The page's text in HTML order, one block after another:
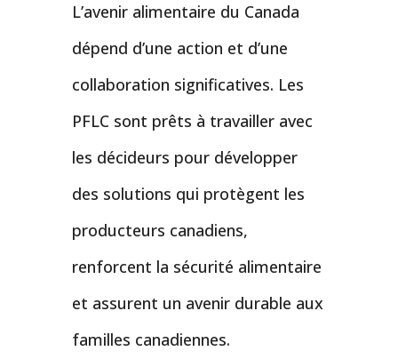
L’avenir alimentaire du Canada
dépend d’une action et d’une
collaboration significatives. Les
PFLC sont prêts à travailler avec
les décideurs pour développer
des solutions qui protègent les
producteurs canadiens,
renforcent la sécurité alimentaire
et assurent un avenir durable aux
familles canadiennes.